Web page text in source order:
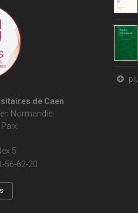
de Caen
Normandie
5
56-62-20